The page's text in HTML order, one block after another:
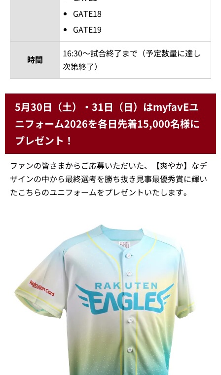
GATE18
GATE19
時間
16:30～試合終了まで（予定数量に達し
次第終了）
5月30日（土）・31日（日）はmyfavEユ
ニフォーム2026を各日先着15,000名様に
プレゼント！
ファンの皆さまからご応募いただいた、【爽やか】なデ
ザインの中から最終選考を勝ち抜き見事最優秀賞に輝い
たこちらのユニフォームをプレゼントいたします。